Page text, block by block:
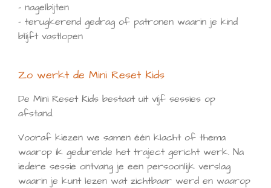
– nagelbijten
– terugkerend gedrag of patronen waarin je kind
blijft vastlopen
Zo werkt de Mini Reset Kids
De Mini Reset Kids bestaat uit vijf sessies op
afstand.
Vooraf kiezen we samen één klacht of thema
waarop ik gedurende het traject gericht werk. Na
iedere sessie ontvang je een persoonlijk verslag
waarin je kunt lezen wat zichtbaar werd en waarop